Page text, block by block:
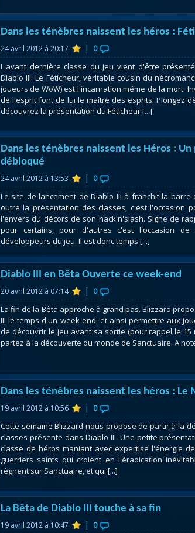
Dans les ténèbres naissent les héros :
24 avril 2012 à 20:17 | 0
L'avant dernière classe du jeu vient d'être
Diablo III. Le Féticheur, véritable cousin du
joueurs de WoW) est l'incarnation même de la mort.
de l'esprit font de lui le maître des esprits. Plongez
découvrez la présentation du Féticheur [...]
Dans les ténèbres naissent les Héros :
débloqué
24 avril 2012 à 13:53 | 0
Le site de lancement de Diablo III à franchit la barre
outre la présentation des classes, c'est l'occasion
l'envers du décors de son hack'n'slash. Signe de
pour certains, pour d'autres c'est l'occasion de
développeurs du jeu. Il est donc temps [...]
Diablo III en Bêta Ouverte ce week-end
20 avril 2012 à 07:14 | 0
La fin de la Bêta approche à grand pas. Blizzard
III le temps d'un week-end, et ainsi permettre aux
de découvrir le jeu avant sa sortie (pour rappel le 15
partez à la découverte du monde de Sanctuaire. A
Dans les ténèbres naissent les héros : Le
19 avril 2012 à 10:56 | 0
Cette semaine Blizzard nous propose de partir à la
classes présente dans Diablo III. Une petite
classe de héros maniant avec expertise l'énergie
guerriers saints qui croient en l'éradication
règnent sur Sanctuaire, et qui [...]
La Bêta de Diablo III touche à sa fin
19 avril 2012 à 10:47 | 0